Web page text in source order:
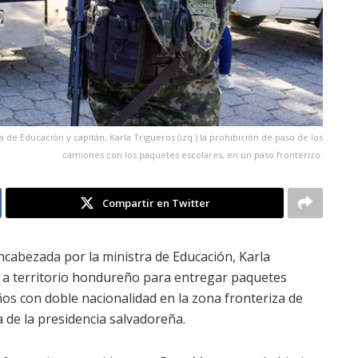
Educación y capitán, Karla Trigueros (izq.) la prohibición de paso de los
camiones con los paquetes escolares, en un paso fronterizo.
Compartir en Twitter
por la ministra de Educación, Karla
territorio hondureño para entregar paquetes
con doble nacionalidad en la zona fronteriza de
la presidencia salvadoreña.